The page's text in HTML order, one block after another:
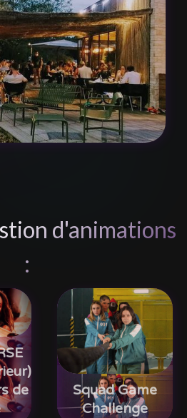
d'animations
:
de
Squad Game
Challenge